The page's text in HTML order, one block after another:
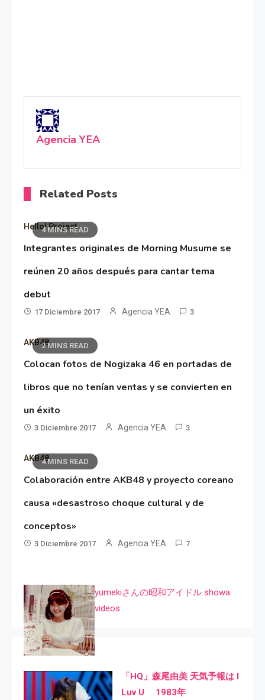
Agencia YEA
Related Posts
4 MINS READ
Hello! Project
Integrantes originales de Morning Musume se
reúnen 20 años después para cantar tema
debut
17 Diciembre 2017 Agencia YEA 3
2 MINS READ
AKB48
Colocan fotos de Nogizaka 46 en portadas de
libros que no tenían ventas y se convierten en
un éxito
3 Diciembre 2017 Agencia YEA 3
4 MINS READ
AKB48
Colaboración entre AKB48 y proyecto coreano
causa «desastroso choque cultural y de
conceptos»
3 Diciembre 2017 Agencia YEA 7
yumekiさんの昭和アイドル showa
videos
「HQ」森尾由美 天気予報は I
Luv U 1983年